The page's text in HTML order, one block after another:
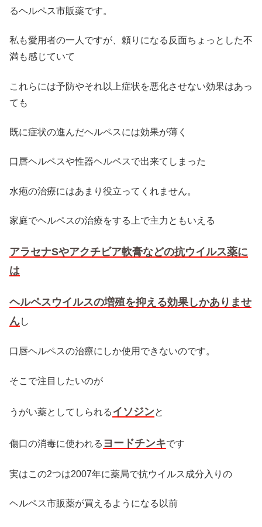
るヘルペス市販薬です。
私も愛用者の一人ですが、頼りになる反面ちょっとした不
満も感じていて
これらには予防やそれ以上症状を悪化させない効果はあっ
ても
既に症状の進んだヘルペスには効果が薄く
口唇ヘルペスや性器ヘルペスで出来てしまった
水疱の治療にはあまり役立ってくれません。
家庭でヘルペスの治療をする上で主力ともいえる
アラセナSやアクチビア軟膏などの抗ウイルス薬に
は
ヘルペスウイルスの増殖を抑える効果しかありませ
んし
口唇ヘルペスの治療にしか使用できないのです。
そこで注目したいのが
うがい薬としてしられるイソジンと
傷口の消毒に使われる ヨードチンキです
実はこの2つは2007年に薬局で抗ウイルス成分入りの
ヘルペス市販薬が買えるようになる以前